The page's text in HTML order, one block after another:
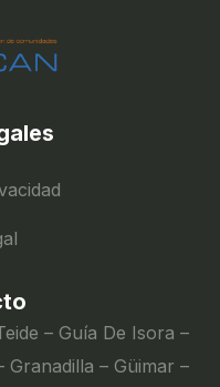
– Guía De Isora –
Granadilla – Güimar –